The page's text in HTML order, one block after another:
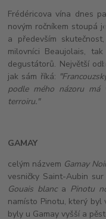
Frédéricova vína dnes
novým ročníkem stoupá
a především
milovníci Beaujolais,
degustátorů. Největší
jak sám říká:
podle mého názoru má
terroiru."
GAMAY
celým názvem Gamay
vesničky Saint-Aubin
Gouais blanca Pinotu
namísto Pinotu, který byl
byly u Gamay vyšší a